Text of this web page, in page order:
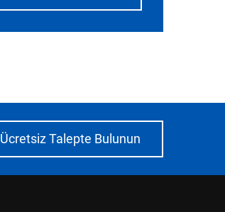
Ücretsiz Talepte Bulunun